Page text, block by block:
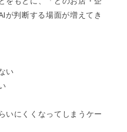
が判断する場面が増えてき
い
いにくくなってしまうケー